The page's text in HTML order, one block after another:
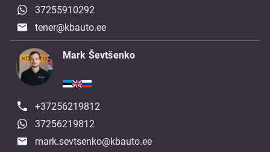
37255910292
tener@kbauto.ee
Mark Ševtšenko
+37256219812
37256219812
mark.sevtsenko@kbauto.ee